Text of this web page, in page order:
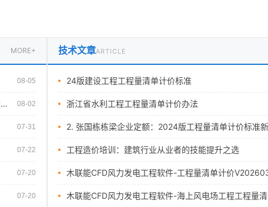
MORE+
08-05
张国栋栋梁企业定额：2024版工程量清单计价标准新版计价标准实施后，建筑企业如何在总价合同模式下实现盈利最大化？ 08-02
07-31
07-22
07-20
07-20
技术文章ARTICLE
24版建设工程工程量清单计价标准
浙江省水利工程工程量清单计价办法
工程造价培训：建筑行业从业者的技能提升之选
木联能CFD风力发电工程软件-工程量清单计价
木联能CFD风力发电工程软件-海上风电场工程工程量